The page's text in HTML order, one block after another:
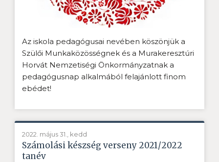
Az iskola pedagógusai nevében köszönjük a
Szülői Munkaközösségnek és a Murakeresztúri
Horvát Nemzetiségi Önkormányzatnak a
pedagógusnap alkalmából felajánlott finom
ebédet!
2022. május 31., kedd
Számolási készség verseny 2021/2022
tanév